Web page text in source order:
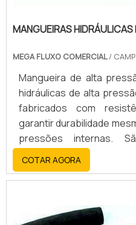
MANGUEIRAS
MEGA FLUXO COMERCIAL/
Mangueira de alta
hidráulicas de alta
fabricados com
garantir durabilidade
pressões internas.
fabricadas com
internos e
borracha para que
mesmo
COTAR AGORA